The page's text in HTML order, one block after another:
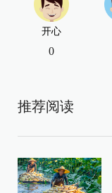
开心
0
推荐阅读